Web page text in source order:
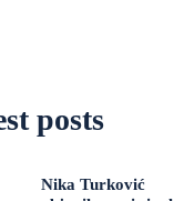
posts
Nika Turković